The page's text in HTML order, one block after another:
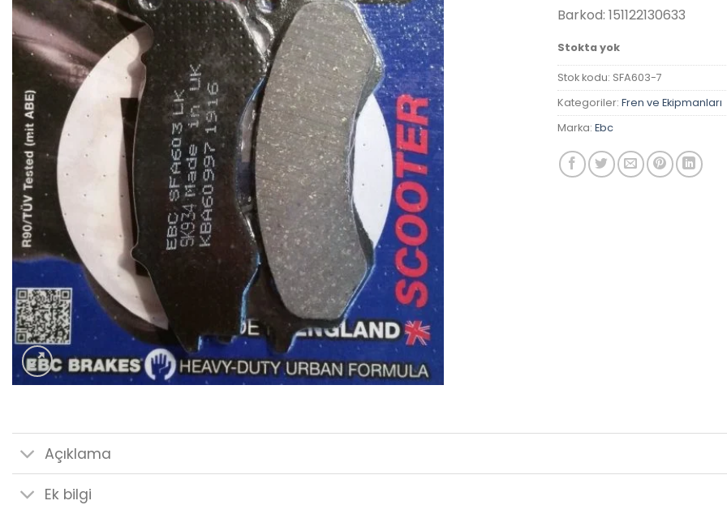
Barkod: 151122130633
Stokta yok
Stok kodu: SFA603-7
Kategoriler: Fren ve Ekipmanları
Marka: Ebc
Açıklama
Ek bilgi